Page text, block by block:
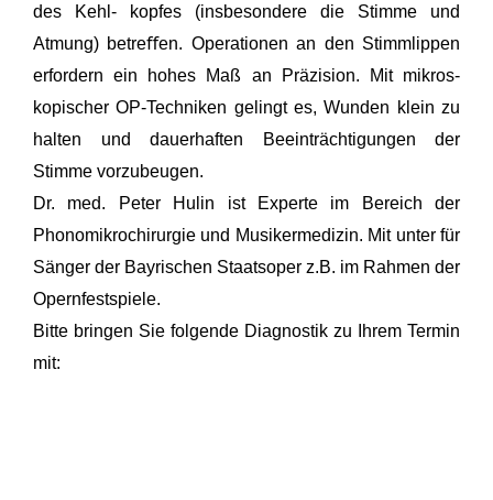
des Kehl- kopfes (insbesondere die Stimme und
Atmung) betreﬀen. Operationen an den Stimmlippen
erfordern ein hohes Maß an Präzision. Mit mikros-
kopischer OP-Techniken gelingt es, Wunden klein zu
halten und dauerhaften Beeinträchtigungen der
Stimme vorzubeugen.
Dr. med. Peter Hulin ist Experte im Bereich der
Phonomikrochirurgie und Musikermedizin. Mit unter für
Sänger der Bayrischen Staatsoper z.B. im Rahmen der
Opernfestspiele.
Bitte bringen Sie folgende Diagnostik zu Ihrem Termin
mit: